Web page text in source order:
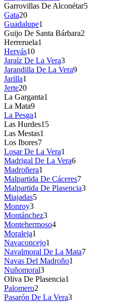
Garrovillas De Alconétar5
Gata20
Guadalupe1
Guijo De Santa Bárbara2
Herreruela1
Hervás10
Jaraíz De La Vera3
Jarandilla De La Vera9
Jarilla1
Jerte20
La Garganta1
La Mata9
La Pesga1
Las Hurdes15
Las Mestas1
Los Ibores7
Losar De La Vera1
Madrigal De La Vera6
Madroñera1
Malpartida De Cáceres7
Malpartida De Plasencia3
Miajadas5
Monroy3
Montánchez3
Montehermoso4
Moraleja1
Navaconcejo1
Navalmoral De La Mata7
Navas Del Madroño1
Nuñomoral3
Oliva De Plasencia1
Palomero2
Pasarón De La Vera3